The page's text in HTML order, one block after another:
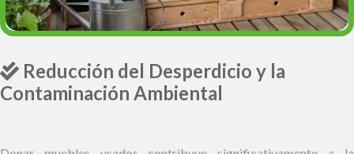
Reducción del Desperdicio y la
Contaminación Ambiental